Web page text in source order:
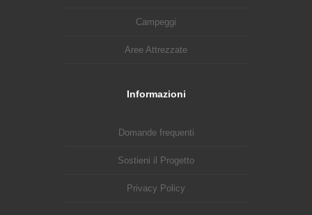
Campeggi
Aree Attrezzate
Informazioni
Domande frequenti
Sostieni il Progetto
Privacy Policy